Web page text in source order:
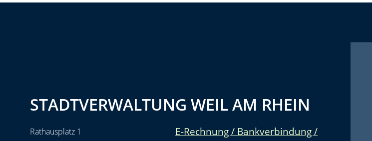
STADTVERWALTUNG WEIL AM RHEIN
Rathausplatz 1
E-Rechnung / Bankverbindung /